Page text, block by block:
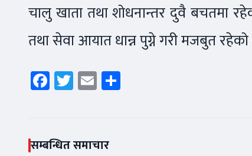
चालु खाता तथा शोधनान्तर दुवै बचतमा
तथा सेवा आयात धान्न पुग्ने गरी मजबुत
Facebook
Twitter
Email
सम्बन्धित समाचार